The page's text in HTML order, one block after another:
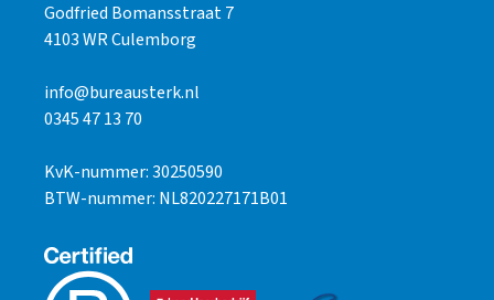
Godfried Bomansstraat 7
4103 WR Culemborg
info@bureausterk.nl
0345 47 13 70
KvK-nummer: 30250590
BTW-nummer: NL820227171B01